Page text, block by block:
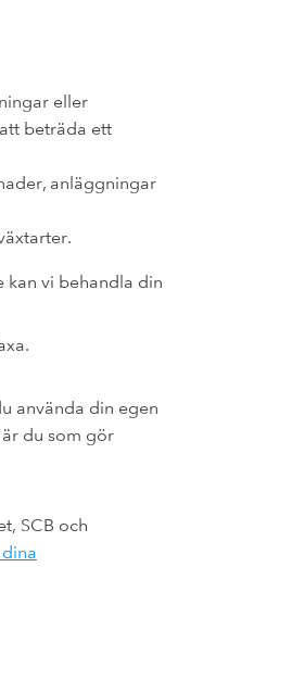
eller
beträda ett
anläggningar
kan vi behandla din
använda din egen
du som gör
SCB och